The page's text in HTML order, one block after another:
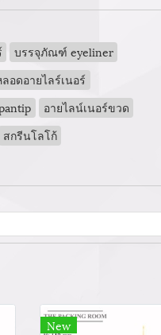
บรรจุภัณฑ์ eyeliner
อดอายไลร์เนอร์
อายไลน์เนอร์ขวด
สกรีนโลโก้
New